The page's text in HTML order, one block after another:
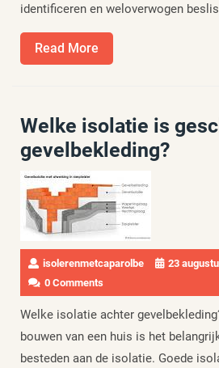
identificeren en weloverwogen
Read More
More
Welke isolatie is
gevelbekleding?
isolerenmetcaparolbe
23
0 Comments
Welke isolatie achter
bouwen van een huis is het
besteden aan de isolatie. Goede